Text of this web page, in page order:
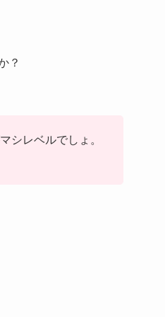
？
シレベルでしょ。